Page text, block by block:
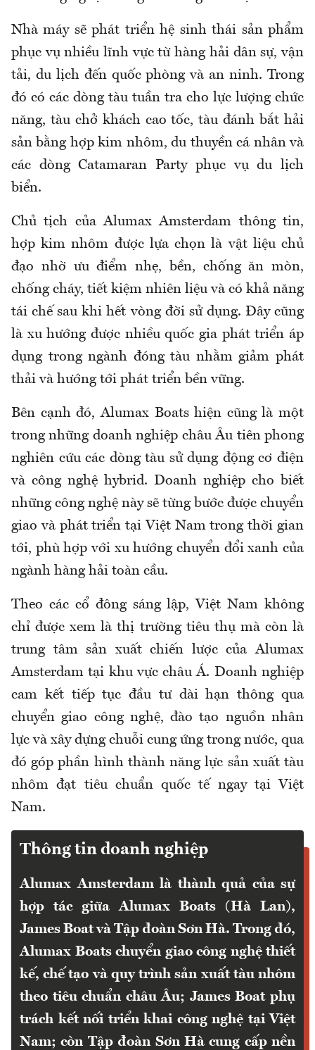
Nhà máy sẽ phát triển hệ sinh thái sản phẩm
phục vụ nhiều lĩnh vực từ hàng hải dân sự, vận
tải, du lịch đến quốc phòng và an ninh. Trong
đó có các dòng tàu tuần tra cho lực lượng chức
năng, tàu chở khách cao tốc, tàu đánh bắt hải
sản bằng hợp kim nhôm, du thuyền cá nhân và
các dòng Catamaran Party phục vụ du lịch
biển.
Chủ tịch của Alumax Amsterdam thông tin,
hợp kim nhôm được lựa chọn là vật liệu chủ
đạo nhờ ưu điểm nhẹ, bền, chống ăn mòn,
chống cháy, tiết kiệm nhiên liệu và có khả năng
tái chế sau khi hết vòng đời sử dụng. Đây cũng
là xu hướng được nhiều quốc gia phát triển áp
dụng trong ngành đóng tàu nhằm giảm phát
thải và hướng tới phát triển bền vững.
Bên cạnh đó, Alumax Boats hiện cũng là một
trong những doanh nghiệp châu Âu tiên phong
nghiên cứu các dòng tàu sử dụng động cơ điện
và công nghệ hybrid. Doanh nghiệp cho biết
những công nghệ này sẽ từng bước được chuyển
giao và phát triển tại Việt Nam trong thời gian
tới, phù hợp với xu hướng chuyển đổi xanh của
ngành hàng hải toàn cầu.
Theo các cổ đông sáng lập, Việt Nam không
chỉ được xem là thị trường tiêu thụ mà còn là
trung tâm sản xuất chiến lược của Alumax
Amsterdam tại khu vực châu Á. Doanh nghiệp
cam kết tiếp tục đầu tư dài hạn thông qua
chuyển giao công nghệ, đào tạo nguồn nhân
lực và xây dựng chuỗi cung ứng trong nước, qua
đó góp phần hình thành năng lực sản xuất tàu
nhôm đạt tiêu chuẩn quốc tế ngay tại Việt
Nam.
Thông tin doanh nghiệp
Alumax Amsterdam là thành quả của sự
hợp tác giữa Alumax Boats (Hà Lan),
James Boat và Tập đoàn Sơn Hà. Trong đó,
Alumax Boats chuyển giao công nghệ thiết
kế, chế tạo và quy trình sản xuất tàu nhôm
theo tiêu chuẩn châu Âu; James Boat phụ
trách kết nối triển khai công nghệ tại Việt
Nam; còn Tập đoàn Sơn Hà cung cấp nền